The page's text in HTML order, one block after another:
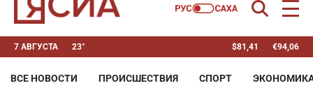
7 АВГУСТА 23° $81,41 €94,06
ВСЕ НОВОСТИ ПРОИСШЕСТВИЯ СПОРТ